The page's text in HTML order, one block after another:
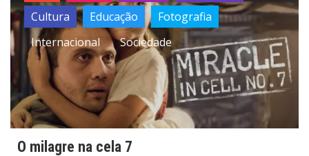
Cultura
Educação
Fotografia
Internacional
Sociedade
O milagre na cela 7